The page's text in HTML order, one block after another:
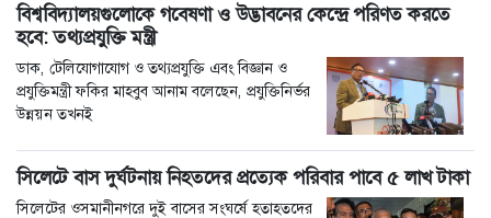
বিশ্ববিদ্যালয়গুলোকে গবেষণা ও উদ্ভাবনের কেন্দ্রে পরিণত করতে
হবে: তথ্যপ্রযুক্তি মন্ত্রী
ডাক, টেলিযোগাযোগ ও তথ্যপ্রযুক্তি এবং বিজ্ঞান ও
প্রযুক্তিমন্ত্রী ফকির মাহবুব আনাম বলেছেন, প্রযুক্তিনির্ভর
উন্নয়ন তখনই
সিলেটে বাস দুর্ঘটনায় নিহতদের প্রত্যেক পরিবার পাবে ৫ লাখ টাকা
সিলেটের ওসমানীনগরে দুই বাসের সংঘর্ষে হতাহতদের